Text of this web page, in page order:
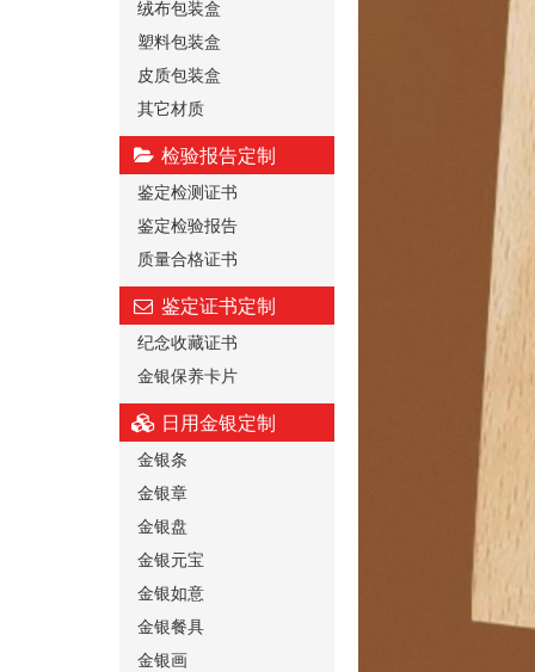
绒布包装盒
塑料包装盒
皮质包装盒
其它材质
检验报告定制
鉴定检测证书
鉴定检验报告
质量合格证书
鉴定证书定制
纪念收藏证书
金银保养卡片
日用金银定制
金银条
金银章
金银盘
金银元宝
金银如意
金银餐具
金银画